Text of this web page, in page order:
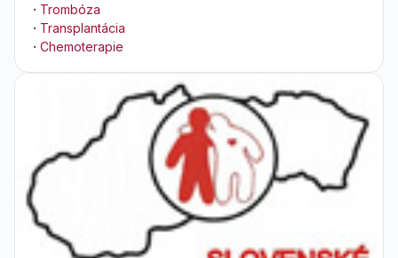
· Trombóza
· Transplantácia
· Chemoterapie